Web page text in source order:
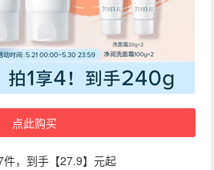
点此购买
件，到手【27.9】元起